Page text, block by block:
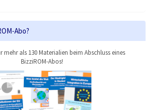
Abo?
mehr als 130 Materialien beim Abschluss eines
BizziROM-Abos!